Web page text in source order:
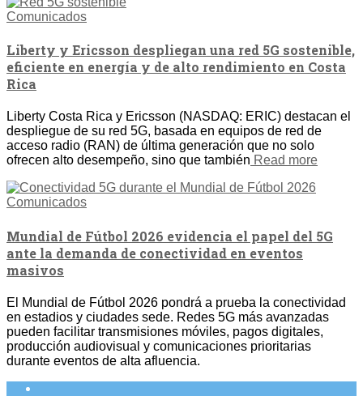
Comunicados
Liberty y Ericsson despliegan una red 5G sostenible,
eficiente en energía y de alto rendimiento en Costa
Rica
Liberty Costa Rica y Ericsson (NASDAQ: ERIC) destacan el
despliegue de su red 5G, basada en equipos de red de
acceso radio (RAN) de última generación que no solo
ofrecen alto desempeño, sino que también Read more
Comunicados
Mundial de Fútbol 2026 evidencia el papel del 5G
ante la demanda de conectividad en eventos
masivos
El Mundial de Fútbol 2026 pondrá a prueba la conectividad
en estadios y ciudades sede. Redes 5G más avanzadas
pueden facilitar transmisiones móviles, pagos digitales,
producción audiovisual y comunicaciones prioritarias
durante eventos de alta afluencia.